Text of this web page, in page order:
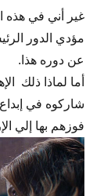
غير أني في هذه
مؤدي الدور
عن دوره هذا.
أما لماذا ذلك
شاركوه في
فوزهم بها إلي